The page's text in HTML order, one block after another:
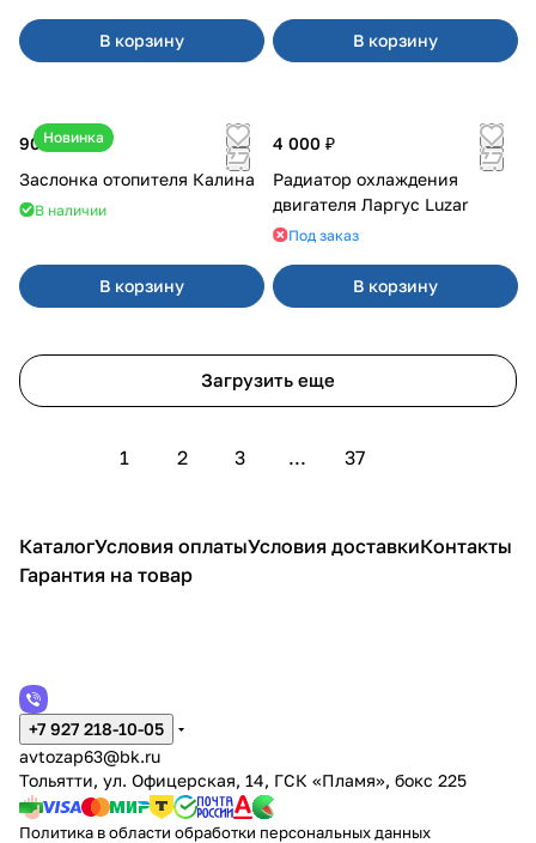
В корзину В корзину
Новинка
900 ₽
Заслонка отопителя Калина
В наличии
В корзину
4 000 ₽
Радиатор охлаждения
двигателя Ларгус Luzar
Под заказ
В корзину
Загрузить еще
1 2 3 ... 37
КаталогУсловия оплатыУсловия доставкиКонтакты
Гарантия на товар
+7 927 218-10-05
avtozap63@bk.ru
Тольятти, ул. Офицерская, 14, ГСК «Пламя», бокс 225
Политика в области обработки персональных данных